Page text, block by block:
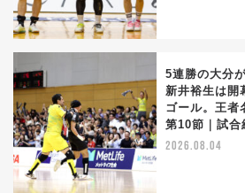
5連勝の大分
新井裕生は開
ゴール。王者
第10節｜試
2026.08.04